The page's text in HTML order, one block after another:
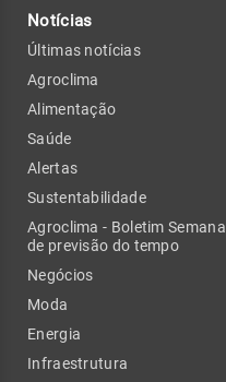
Notícias
Últimas notícias
Agroclima
Alimentação
Saúde
Alertas
Sustentabilidade
Agroclima - Boletim Semanal
de previsão do tempo
Negócios
Moda
Energia
Infraestrutura